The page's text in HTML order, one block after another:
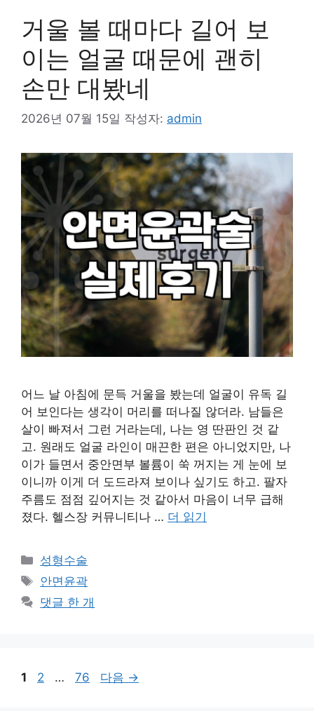
거울 볼 때마다 길어 보
이는 얼굴 때문에 괜히
손만 대봤네
2026년 07월 15일 작성자: admin
어느 날 아침에 문득 거울을 봤는데 얼굴이 유독 길
어 보인다는 생각이 머리를 떠나질 않더라. 남들은
살이 빠져서 그런 거라는데, 나는 영 딴판인 것 같
고. 원래도 얼굴 라인이 매끈한 편은 아니었지만, 나
이가 들면서 중안면부 볼륨이 쑥 꺼지는 게 눈에 보
이니까 이게 더 도드라져 보이나 싶기도 하고. 팔자
주름도 점점 깊어지는 것 같아서 마음이 너무 급해
졌다. 헬스장 커뮤니티나 … 더 읽기
카
테
리
성형수술
태
그
안면윤곽
댓글 한 개
페
1
페
2 …
페
76 다음 →